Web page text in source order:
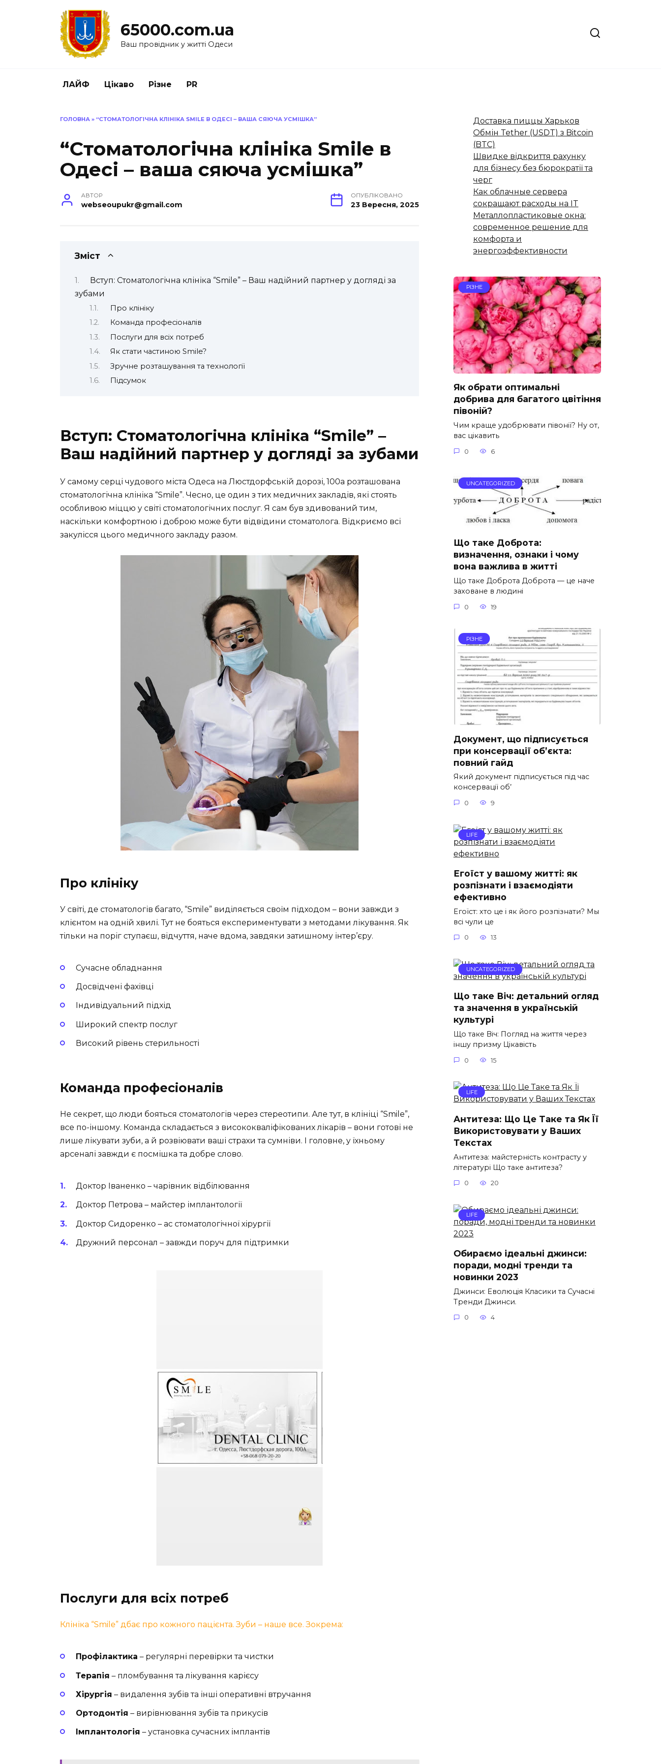
65000.com.ua
Ваш провідник у житті Одеси
ЛАЙФ Цікаво Різне PR
ГОЛОВНА » “СТОМАТОЛОГІЧНА КЛІНІКА SMILE В ОДЕСІ – ВАША СЯЮЧА УСМІШКА”
“Стоматологічна клініка Smile в
Одесі – ваша сяюча усмішка”
АВТОР
webseoupukr@gmail.com
ОПУБЛІКОВАНО
23 Вересня, 2025
Зміст
Вступ: Стоматологічна клініка “Smile” – Ваш надійний партнер у догляді за
зубами
Про клініку
Команда професіоналів
Послуги для всіх потреб
Як стати частиною Smile?
Зручне розташування та технології
Підсумок
Вступ: Стоматологічна клініка “Smile” –
Ваш надійний партнер у догляді за зубами
У самому серці чудового міста Одеса на Люстдорфській дорозі, 100а розташована
стоматологічна клініка “Smile”. Чесно, це один з тих медичних закладів, які стоять
особливою міццю у світі стоматологічних послуг. Я сам був здивований тим,
наскільки комфортною і доброю може бути відвідини стоматолога. Відкриємо всі
закулісся цього медичного закладу разом.
Про клініку
У світі, де стоматологів багато, “Smile” виділяється своїм підходом – вони завжди з
клієнтом на одній хвилі. Тут не бояться експериментувати з методами лікування. Як
тільки на поріг ступаєш, відчуття, наче вдома, завдяки затишному інтер’єру.
Сучасне обладнання
Досвідчені фахівці
Індивідуальний підхід
Широкий спектр послуг
Високий рівень стерильності
Команда професіоналів
Не секрет, що люди бояться стоматологів через стереотипи. Але тут, в клініці “Smile”,
все по-іншому. Команда складається з висококваліфікованих лікарів – вони готові не
лише лікувати зуби, а й розвіювати ваші страхи та сумніви. І головне, у їхньому
арсеналі завжди є посмішка та добре слово.
Доктор Іваненко – чарівник відбілювання
Доктор Петрова – майстер імплантології
Доктор Сидоренко – ас стоматологічної хірургії
Дружний персонал – завжди поруч для підтримки
Послуги для всіх потреб
Клініка “Smile” дбає про кожного пацієнта. Зуби – наше все. Зокрема:
Профілактика – регулярні перевірки та чистки
Терапія – пломбування та лікування карієсу
Хірургія – видалення зубів та інші оперативні втручання
Ортодонтія – вирівнювання зубів та прикусів
Імплантологія – установка сучасних імплантів
Доставка пиццы Харьков
Обмін Tether (USDT) з Bitcoin
(BTC)
Швидке відкриття рахунку
для бізнесу без бюрократії та
черг
Как облачные сервера
сокращают расходы на IT
Металлопластиковые окна:
современное решение для
комфорта и
энергоэффективности
РІЗНЕ
Як обрати оптимальні
добрива для багатого цвітіння
півоній?
Чим краще удобрювати півонії? Ну от,
вас цікавить
0 6
UNCATEGORIZED
Що таке Доброта:
визначення, ознаки і чому
вона важлива в житті
Що таке Доброта Доброта — це наче
заховане в людині
0 19
РІЗНЕ
Документ, що підписується
при консервації об’єкта:
повний гайд
Який документ підписується під час
консервації об’
0 9
LIFE
Егоїст у вашому житті: як
розпізнати і взаємодіяти
ефективно
Егоїст: хто це і як його розпізнати? Мы
всі чули це
0 13
UNCATEGORIZED
Що таке Віч: детальний огляд
та значення в українській
культурі
Що таке Віч: Погляд на життя через
іншу призму Цікавість
0 15
LIFE
Антитеза: Що Це Таке та Як Її
Використовувати у Ваших
Текстах
Антитеза: майстерність контрасту у
літературі Що таке антитеза?
0 20
LIFE
Обираємо ідеальні джинси:
поради, модні тренди та
новинки 2023
Джинси: Еволюція Класики та Сучасні
Тренди Джинси.
0 4